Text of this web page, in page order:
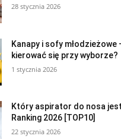
28 stycznia 2026
Kanapy i sofy młodzieżowe
kierować się przy wyborze?
1 stycznia 2026
Który aspirator do nosa
Ranking 2026 [TOP10]
22 stycznia 2026